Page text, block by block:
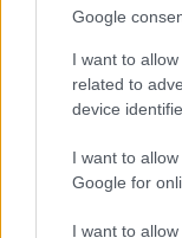
Google
I want to
related to
device
I want to
Google for
I want to
Fotó: Mike Hewitt